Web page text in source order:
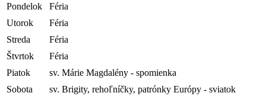
Pondelok
Féria
Utorok
Féria
Streda
Féria
Štvrtok
Féria
Piatok
sv. Márie Magdalény - spomienka
Sobota
sv. Brigity, rehoľníčky, patrónky Európy - sviatok